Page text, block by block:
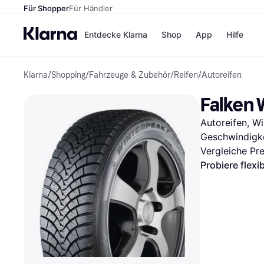
Für ShopperFür Händler
Entdecke Klarna
Zahlungsmethoden
Sofort bezahlen
Bezahle in 3 Teilzahlungen
Bezahle in bis zu 30
Ratenzahlung
Shop
Shops
H&M
Temu
App Hilfe
Klarna/Shopping/Fahrzeuge & Zubehör/Reifen/Autoreifen
Falken
Autoreifen,
Vergleiche
Probiere